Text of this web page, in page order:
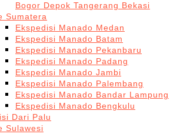
Bogor Depok Tangerang Bekasi
Sumatera
Ekspedisi Manado Medan
Ekspedisi Manado Batam
Ekspedisi Manado Pekanbaru
Ekspedisi Manado Padang
Ekspedisi Manado Jambi
Ekspedisi Manado Palembang
Ekspedisi Manado Bandar Lampung
Ekspedisi Manado Bengkulu
Dari Palu
Sulawesi